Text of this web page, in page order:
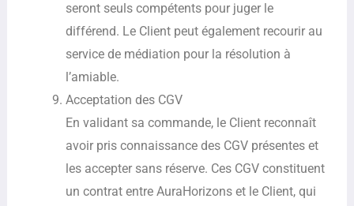
seront seuls compétents pour juger le
différend. Le Client peut également recourir au
service de médiation pour la résolution à
l’amiable.
Acceptation des CGV
En validant sa commande, le Client reconnaît
avoir pris connaissance des CGV présentes et
les accepter sans réserve. Ces CGV constituent
un contrat entre AuraHorizons et le Client, qui